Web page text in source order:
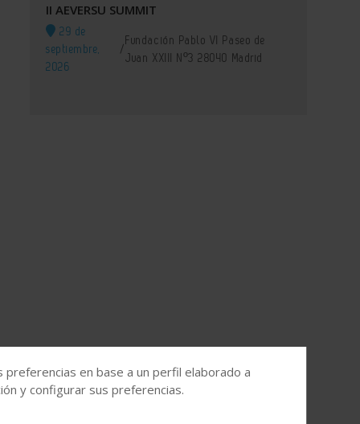
II AEVERSU SUMMIT
29 de
septiembre,
2026
/
Fundación Pablo VI Paseo de
Juan XXIII Nº3 28040 Madrid
en base a un perfil elaborado a
y configurar sus preferencias.